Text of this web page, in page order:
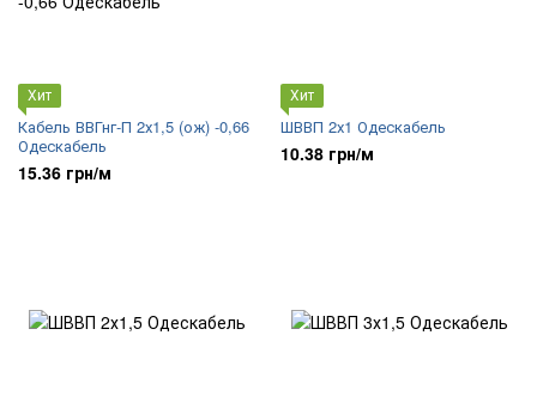
Хит
Кабель ВВГнг-П 2х1,5 (ож) -0,66
Одескабель
15.36 грн/м
Хит
ШВВП 2х1 Одескабель
10.38 грн/м